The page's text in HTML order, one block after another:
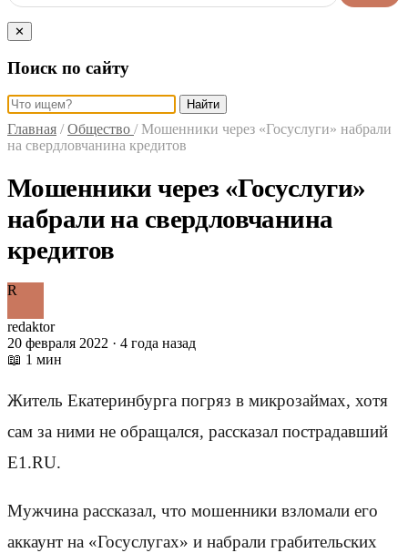
✕
Поиск по сайту
Найти
Главная / Общество / Мошенники через «Госуслуги» набрали
на свердловчанина кредитов
Мошенники через «Госуслуги»
набрали на свердловчанина
кредитов
R
redaktor
20 февраля 2022 · 4 года назад
📖 1 мин
Житель Екатеринбурга погряз в микрозаймах, хотя
сам за ними не обращался, рассказал пострадавший
E1.RU.
Мужчина рассказал, что мошенники взломали его
аккаунт на «Госуслугах» и набрали грабительских